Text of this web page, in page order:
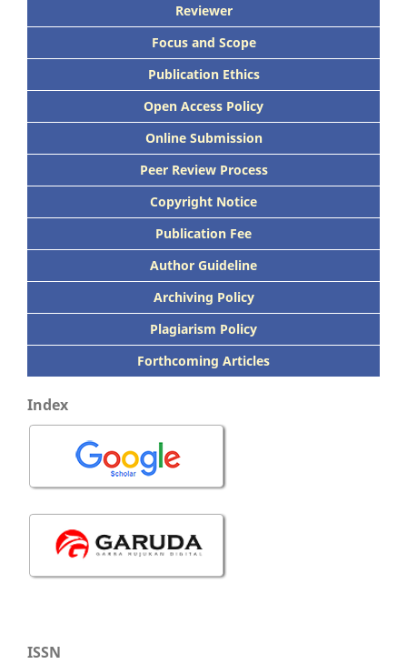
Reviewer
Focus and Scope
Publication Ethics
Open Access Policy
Online Submission
Peer Review Process
Copyright Notice
Publication Fee
Author Guideline
Archiving Policy
Plagiarism Policy
Forthcoming Articles
Index
ISSN